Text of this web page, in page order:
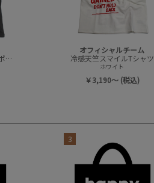
冷感天竺”ORENO FACE”ポケットTシャツ
オフィシャルチーム
冷感天竺スマイルTシャツ
ホワイト
￥3,190～ (税込)
3